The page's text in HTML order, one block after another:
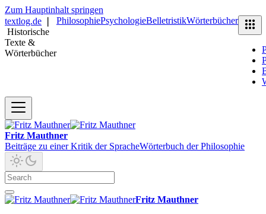
Zum Hauptinhalt springen
textlog.de
Historische
Texte &
Wörterbücher
PhilosophiePsychologieBelletristikWörterbücher
Fritz Mauthner
Beiträge zu einer Kritik der SpracheWörterbuch der Philosophie
Fritz Mauthner